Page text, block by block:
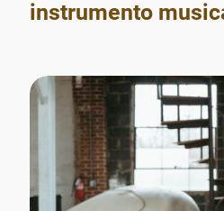
instrumento